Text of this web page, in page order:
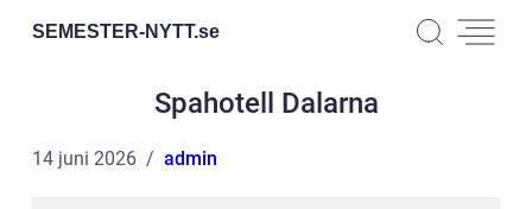
SEMESTER-NYTT.se
Spahotell Dalarna
14 juni 2026 admin